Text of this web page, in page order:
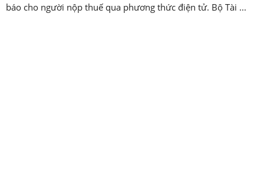
báo cho người nộp thuế qua phương thức điện tử. Bộ Tài ...